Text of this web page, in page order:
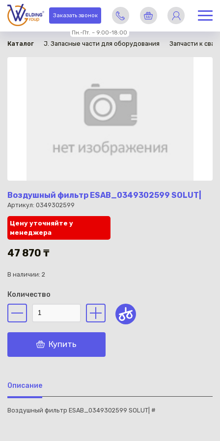
Заказать звонок
Пн.-Пт. – 9:00-18:00
Каталог J. Запасные части для оборудования Запчасти к
Воздушный фильтр ESAB_0349302599 SOLUT|
Артикул: 0349302599
в наличии
Цену уточняйте у
менеджера
47 870 ₸
В наличии: 2
Количество
Купить
Описание
Воздушный фильтр ESAB_0349302599 SOLUT| #